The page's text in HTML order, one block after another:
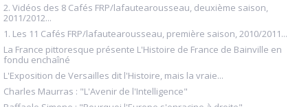
2. Vidéos des 8 Cafés FRP/lafautearousseau, deuxième saison,
2011/2012...
1. Les 11 Cafés FRP/lafautearousseau, première saison, 2010/2011...
La France pittoresque présente L'Histoire de France de Bainville en
fondu enchaîné
L'Exposition de Versailles dit l'Histoire, mais la vraie...
Charles Maurras : "L'Avenir de l'Intelligence"